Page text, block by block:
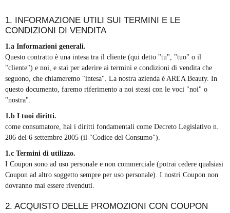
1. INFORMAZIONE UTILI SUI TERMINI E LE
CONDIZIONI DI VENDITA
1.a Informazioni generali.
Questo contratto è una intesa tra il cliente (qui detto "tu", "tuo" o il
"cliente") e noi, e stai per aderire ai termini e condizioni di vendita che
seguono, che chiameremo "intesa". La nostra azienda è AREA Beauty. In
questo documento, faremo riferimento a noi stessi con le voci "noi" o
"nostra".
1.b I tuoi diritti.
come consumatore, hai i diritti fondamentali come Decreto Legislativo n.
206 del 6 settembre 2005 (il "Codice del Consumo").
1.c Termini di utilizzo.
I Coupon sono ad uso personale e non commerciale (potrai cedere qualsiasi
Coupon ad altro soggetto sempre per uso personale). I nostri Coupon non
dovranno mai essere rivenduti.
2. ACQUISTO DELLE PROMOZIONI CON COUPON